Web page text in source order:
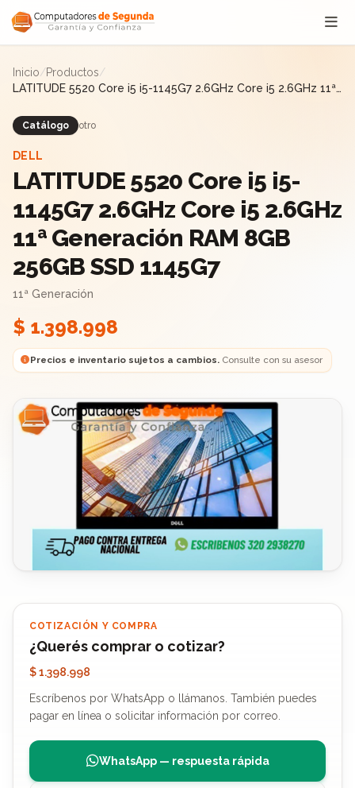
Saltar al contenido
Inicio/Productos/
LATITUDE 5520 Core i5 i5-1145G7 2.6GHz Core i5 2.6GHz 11ª
Catálogo otro
DELL
LATITUDE 5520 Core i5 i5-
1145G7 2.6GHz Core i5 2.6GHz
11ª Generación RAM 8GB
256GB SSD 1145G7
11ª Generación
$ 1.398.998
Precios e inventario sujetos a cambios.Consulte con su asesor
COTIZACIÓN Y COMPRA
¿Querés comprar o cotizar?
$ 1.398.998
Escríbenos por WhatsApp o llámanos. También puedes
pagar en línea o solicitar información por correo.
WhatsApp — respuesta rápida